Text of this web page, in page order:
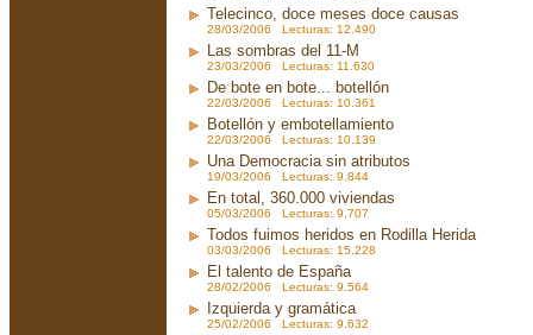
Telecinco, doce meses doce causas
28/03/2006 Lecturas: 12.490
Las sombras del 11-M
23/03/2006 Lecturas: 11.630
De bote en bote... botellón
22/03/2006 Lecturas: 10.361
Botellón y embotellamiento
22/03/2006 Lecturas: 10.139
Una Democracia sin atributos
19/03/2006 Lecturas: 9.844
En total, 360.000 viviendas
05/03/2006 Lecturas: 9.707
Todos fuimos heridos en Rodilla Herida
03/03/2006 Lecturas: 15.228
El talento de España
28/02/2006 Lecturas: 9.564
Izquierda y gramática
25/02/2006 Lecturas: 9.632